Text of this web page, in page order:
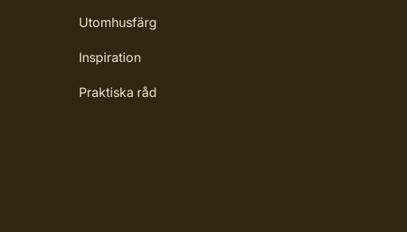
Utomhusfärg
Inspiration
Praktiska råd